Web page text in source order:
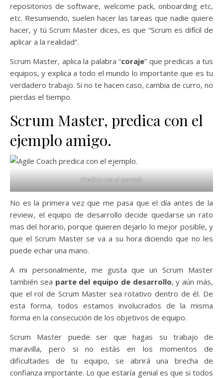
repositorios de software, welcome pack, onboarding etc,
etc. Resumiendo, suelen hacer las tareas que nadie quiere
hacer, y tú Scrum Master dices, es que “Scrum es difícil de
aplicar a la realidad”.
Scrum Master, aplica la palabra “coraje” que predicas a tus
equipos, y explica a todo el mundo lo importante que es tu
verdadero trabajo. Si no te hacen caso, cambia de curro, no
pierdas el tiempo.
Scrum Master, predica con el
ejemplo amigo.
Predica con el ejemplo
No es la primera vez que me pasa que el día antes de la
review, el equipo de desarrollo decide quedarse un rato
mas del horario, porque quieren dejarlo lo mejor posible, y
que el Scrum Master se va a su hora diciendo que no les
puede echar una mano.
A mi personalmente, me gusta que un Scrum Master
también sea parte del equipo de desarrollo, y aún más,
que el rol de Scrum Master sea rotativo dentro de él. De
esta forma, todos estamos involucrados de la misma
forma en la consecución de los objetivos de equipo.
Scrum Master puede ser que hagas su trabajo de
maravilla, pero si no estás en los momentos de
dificultades de tu equipo, se abrirá una brecha de
confianza importante. Lo que estaría genial es que si todos